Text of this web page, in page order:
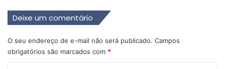
Deixe um comentário
O seu endereço de e-mail não será publicado. Campos
obrigatórios são marcados com *